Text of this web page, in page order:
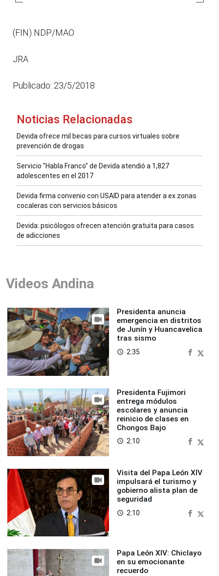
(FIN) NDP/MAO
JRA
Publicado: 23/5/2018
Noticias Relacionadas
Devida ofrece mil becas para cursos virtuales sobre
prevención de drogas
Servicio "Habla Franco" de Devida atendió a 1,827
adolescentes en el 2017
Devida firma convenio con USAID para atender a ex zonas
cocaleras con servicios básicos
Devida: psicólogos ofrecen atención gratuita para casos
de adicciones
Videos Andina
Presidenta anuncia
emergencia en distritos
de Junín y Huancavelica
tras sismo
access_time 2:35
Presidenta Fujimori
entrega módulos
escolares y anuncia
reinicio de clases en
Chongos Bajo
access_time 2:10
Visita del Papa León XIV
impulsará el turismo y
gobierno alista plan de
seguridad
access_time 2:10
Papa León XIV: Chiclayo
en su emocionante
recuerdo